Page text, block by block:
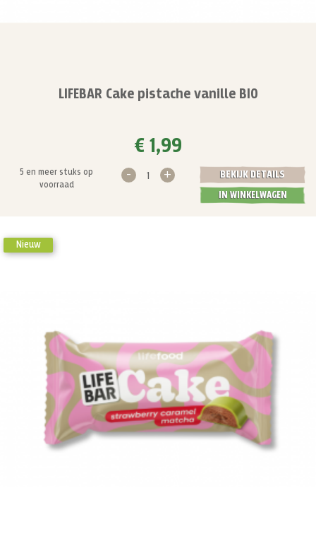
LIFEBAR Cake pistache vanille BIO
€ 1,99
5 en meer stuks op
voorraad
BEKIJK DETAILS
- +
IN WINKELWAGEN
Nieuw